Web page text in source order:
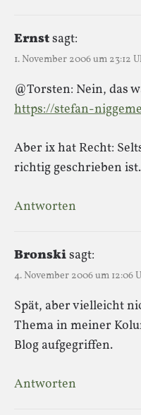
Ernstsagt:
1. November 2006 um 23:12
@Torsten: Nein, das
https://stefan-
Aber ix hat Recht:
richtig geschrieben ist.
Antworten
Bronskisagt:
4. November 2006 um 12:06
Spät, aber vielleicht
Thema in meiner
Blog aufgegriffen.
Antworten